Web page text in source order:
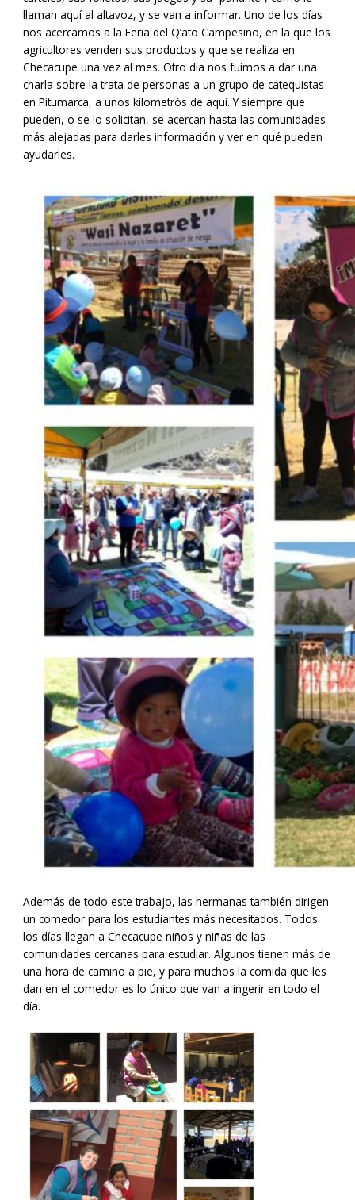
llaman aquí al altavoz, y se van a informar. Uno de los días
nos acercamos a la Feria del Q’ato Campesino, en la que los
agricultores venden sus productos y que se realiza en
Checacupe una vez al mes. Otro día nos fuimos a dar una
charla sobre la trata de personas a un grupo de catequistas
en Pitumarca, a unos kilometrós de aquí. Y siempre que
pueden, o se lo solicitan, se acercan hasta las comunidades
más alejadas para darles información y ver en qué pueden
ayudarles.
Además de todo este trabajo, las hermanas también dirigen
un comedor para los estudiantes más necesitados. Todos
los días llegan a Checacupe niños y niñas de las
comunidades cercanas para estudiar. Algunos tienen más de
una hora de camino a pie, y para muchos la comida que les
dan en el comedor es lo único que van a ingerir en todo el
día.